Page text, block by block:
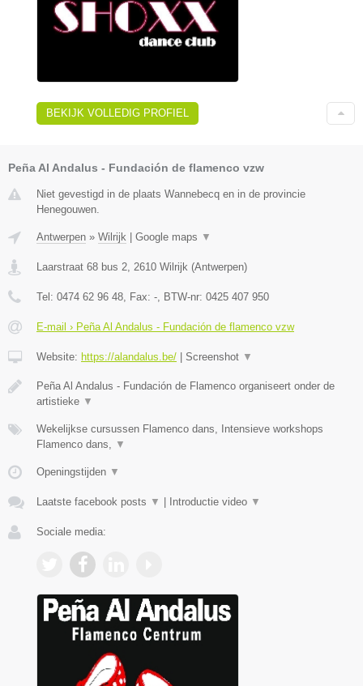
BEKIJK VOLLEDIG PROFIEL
Peña Al Andalus - Fundación de flamenco vzw
Niet gevestigd in de plaats Wannebecq en in de provincie
Henegouwen.
Antwerpen » Wilrijk | Google maps ▼
Laarstraat 68 bus 2 2610 Wilrijk (Antwerpen)
Tel: 0474 62 96 48 , Fax: - , BTW-nr: 0425 407 950
E-mail › Peña Al Andalus - Fundación de flamenco vzw
Website: https://alandalus.be/ | Screenshot ▼
Peña Al Andalus - Fundación de Flamenco organiseert onder de
artistieke ▼
Wekelijkse cursussen Flamenco dans, Intensieve workshops
Flamenco dans,
▼
Openingstijden ▼
Laatste facebook posts ▼ | Introductie video ▼
Sociale media: